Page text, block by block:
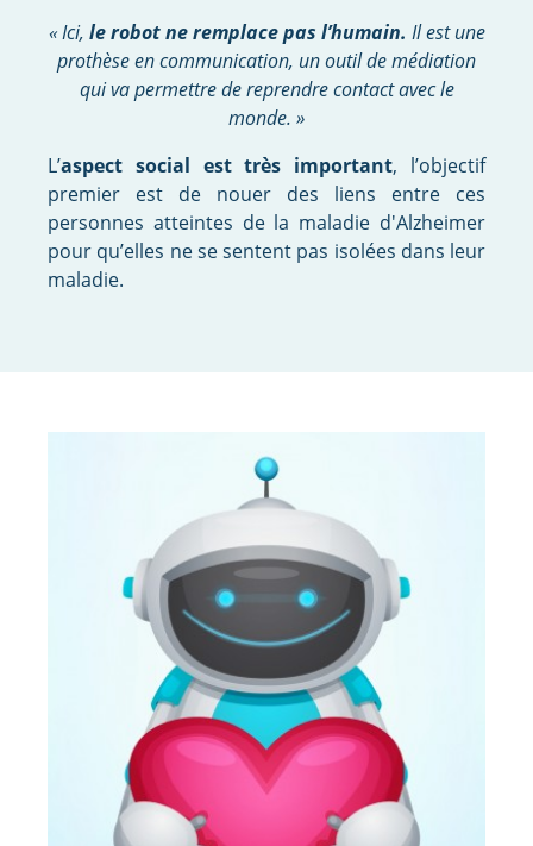
« Ici, le robot ne remplace pas l’humain. Il est une
prothèse en communication, un outil de médiation
qui va permettre de reprendre contact avec le
monde. »
L’aspect social est très important, l’objectif
premier est de nouer des liens entre ces
personnes atteintes de la maladie d'Alzheimer
pour qu’elles ne se sentent pas isolées dans leur
maladie.